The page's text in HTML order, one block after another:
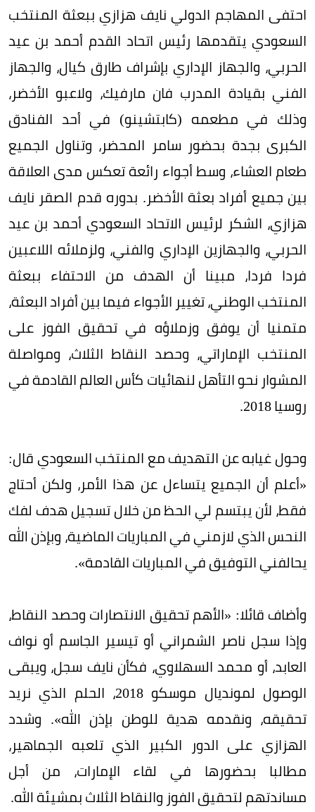
احتفى المهاجم الدولي نايف هزازي ببعثة المنتخب
السعودي يتقدمها رئيس اتحاد القدم أحمد بن عيد
الحربي، والجهاز الإداري بإشراف طارق كيال، والجهاز
الفني بقيادة المدرب فان مارفيك، ولاعبو الأخضر،
وذلك في مطعمه (كابتشينو) في أحد الفنادق
الكبرى بجدة بحضور سامر المحضر، وتناول الجميع
طعام العشاء، وسط أجواء رائعة تعكس مدى العلاقة
بين جميع أفراد بعثة الأخضر. بدوره قدم الصقر نايف
هزازي، الشكر لرئيس الاتحاد السعودي أحمد بن عيد
الحربي، والجهازين الإداري والفني، ولزملائه اللاعبين
فردا فردا، مبينا أن الهدف من الاحتفاء ببعثة
المنتخب الوطني، تغيير الأجواء فيما بين أفراد البعثة،
متمنيا أن يوفق وزملاؤه في تحقيق الفوز على
المنتخب الإماراتي، وحصد النقاط الثلاث، ومواصلة
المشوار نحو التأهل لنهائيات كأس العالم القادمة في
روسيا 2018.
وحول غيابه عن التهديف مع المنتخب السعودي قال:
«أعلم أن الجميع يتساءل عن هذا الأمر، ولكن أحتاج
فقط، لأن يبتسم لي الحظ من خلال تسجيل هدف لفك
النحس الذي لازمني في المباريات الماضية، وبإذن الله
يحالفني التوفيق في المباريات القادمة».
وأضاف قائلا: «الأهم تحقيق الانتصارات وحصد النقاط،
وإذا سجل ناصر الشمراني أو تيسير الجاسم أو نواف
العابد، أو محمد السهلاوي، فكأن نايف سجل، ويبقى
الوصول لمونديال موسكو 2018، الحلم الذي نريد
تحقيقه، ونقدمه هدية للوطن بإذن الله». وشدد
الهزازي على الدور الكبير الذي تلعبه الجماهير،
مطالبا بحضورها في لقاء الإمارات، من أجل
مساندتهم لتحقيق الفوز والنقاط الثلاث بمشيئة الله.